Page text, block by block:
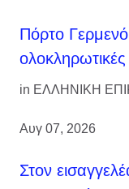
Πόρτο
in ΕΛΛΗΝΙΚΗ
Αυγ 07, 2026
Στον